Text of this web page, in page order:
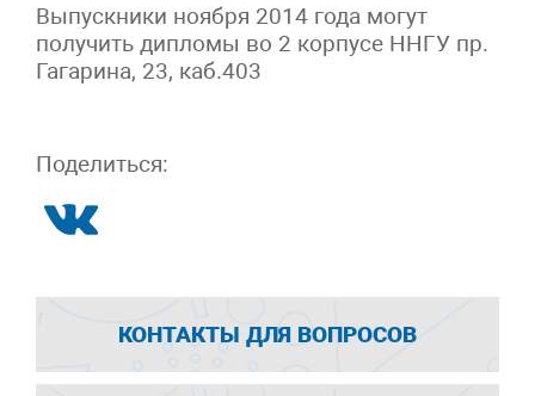
Выпускники ноября 2014 года могут
получить дипломы во 2 корпусе ННГУ пр.
Гагарина, 23, каб.403
Поделиться:
КОНТАКТЫ ДЛЯ ВОПРОСОВ